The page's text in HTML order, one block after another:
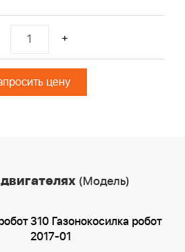
+
цену
(Модель)
310 Газонокосилка робот
2017-01